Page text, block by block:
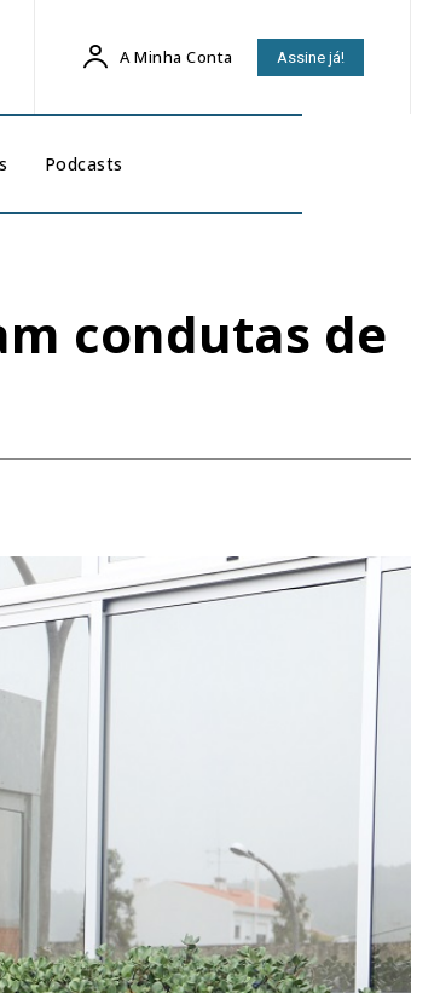
A Minha Conta Assine já!
Podcasts
condutas de